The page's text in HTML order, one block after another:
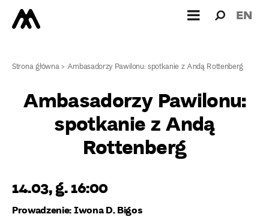
dla: EN
Strona główna>Ambasadorzy Pawilonu: spotkanie z Andą Rottenberg
Ambasadorzy Pawilonu:
spotkanie z Andą
Rottenberg
14.03, g. 16:00
Prowadzenie: Iwona D. Bigos